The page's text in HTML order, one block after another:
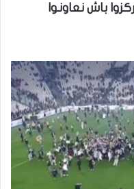
باش نعاونوا